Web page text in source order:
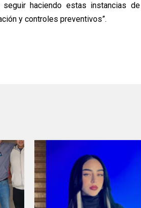
haciendo estas instancias
y controles preventivos”.